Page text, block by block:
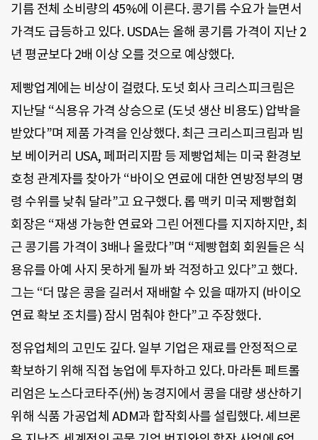
기름 전체 소비량의 45%에 이른다. 콩기름 수요가 늘면서
가격도 급등하고 있다. USDA는 올해 콩기름 가격이 지난 2
년 평균보다 2배 이상 오를 것으로 예상했다.
제빵업계에는 비상이 걸렸다. 도넛 회사 크리스피크림은
지난달 “식용유 가격 상승으로 (도넛 생산 비용도) 압박을
받았다”며 제품 가격을 인상했다. 최근 크리스피크림과 빔
보 베이커리 USA, 페퍼리지팜 등 제빵업체는 미국 환경보
호청 관계자를 찾아가 “바이오 연료에 대한 연방정부의 명
령 수위를 낮춰 달라”고 요구했다. 롭 맥키 미국 제빵협회
회장은 “재생 가능한 연료와 그린 어젠다를 지지하지만, 최
근 콩기름 가격이 3배나 올랐다”며 “제빵협회 회원들은 식
용유를 아예 사지 못하게 될까 봐 걱정하고 있다”고 했다.
그는 “더 많은 콩을 길러서 재배할 수 있을 때까지 (바이오
연료 확보 조치를) 잠시 멈춰야 한다”고 주장했다.
정유업체의 고민도 깊다. 일부 기업은 재료를 안정적으로
확보하기 위해 직접 농업에 투자하고 있다. 마라톤 페트롤
리엄은 노스다코타주(州) 농경지에서 콩을 대량 생산하기
위해 식품 가공업체 ADM과 합작회사를 설립했다. 셰브론